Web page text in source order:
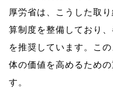
厚労省は、こうした取
算制度を整備しており
を推奨しています。こ
体の価値を高めるため